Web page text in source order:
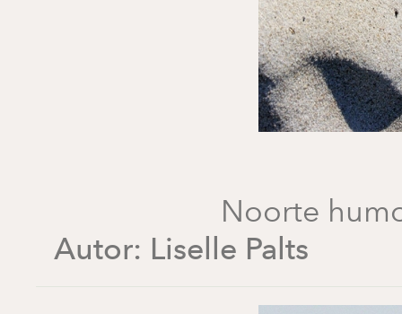
Noorte
Autor: Liselle Palts